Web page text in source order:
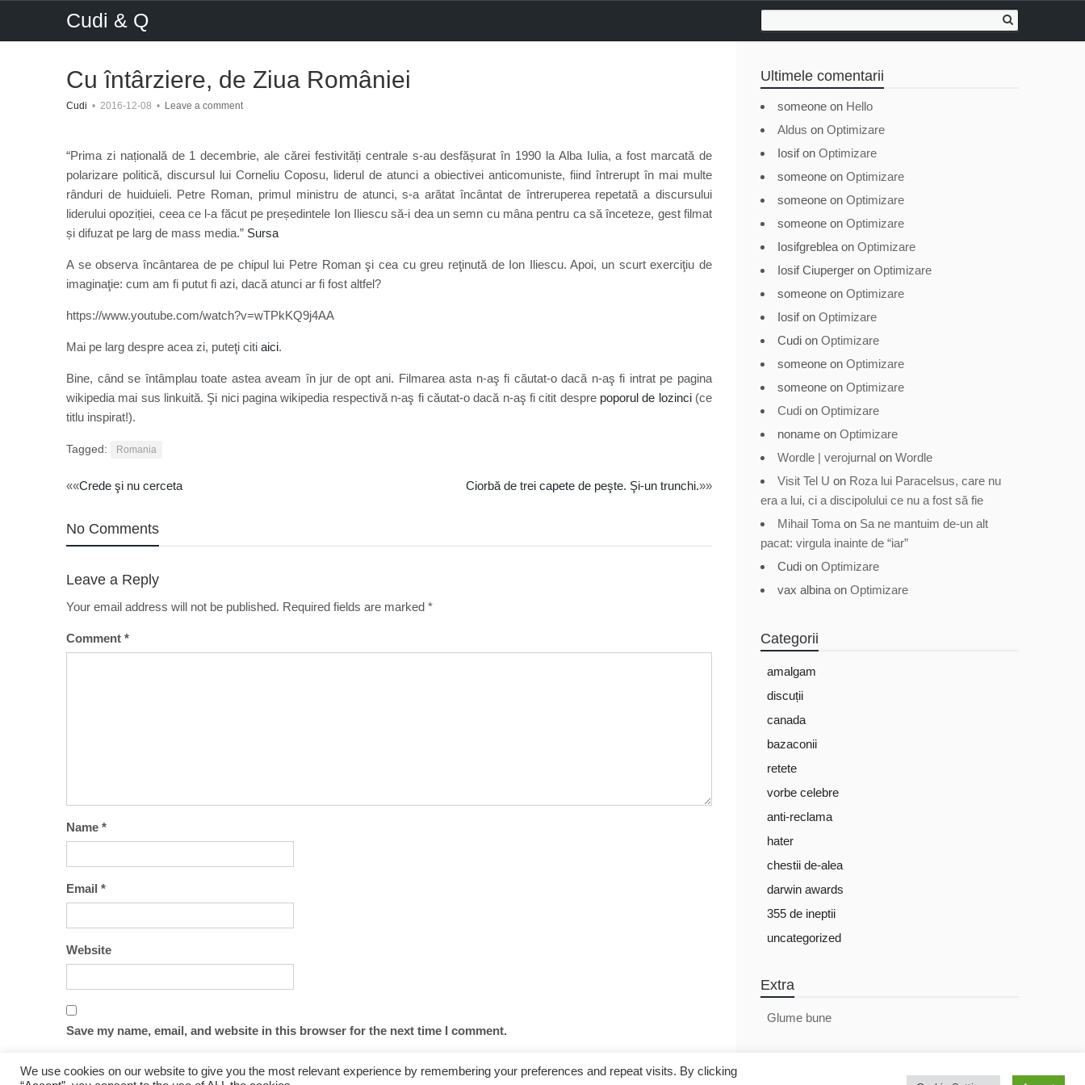
Cudi & Q
Cu întârziere, de Ziua României
Cudi • 2016-12-08 • Leave a comment
“Prima zi națională de 1 decembrie, ale cărei festivități centrale s-au desfășurat în 1990 la Alba Iulia, a fost marcată de
polarizare politică, discursul lui Corneliu Coposu, liderul de atunci a obiectivei anticomuniste, fiind întrerupt în mai multe
rânduri de huiduieli. Petre Roman, primul ministru de atunci, s-a arătat încântat de întreruperea repetată a discursului
liderului opoziției, ceea ce l-a făcut pe președintele Ion Iliescu să-i dea un semn cu mâna pentru ca să înceteze, gest filmat
și difuzat pe larg de mass media.” Sursa
A se observa încântarea de pe chipul lui Petre Roman şi cea cu greu reţinută de Ion Iliescu. Apoi, un scurt exerciţiu de
imaginaţie: cum am fi putut fi azi, dacă atunci ar fi fost altfel?
https://www.youtube.com/watch?v=wTPkKQ9j4AA
Mai pe larg despre acea zi, puteţi citi aici.
Bine, când se întâmplau toate astea aveam în jur de opt ani. Filmarea asta n-aş fi căutat-o dacă n-aş fi intrat pe pagina
wikipedia mai sus linkuită. Şi nici pagina wikipedia respectivă n-aş fi căutat-o dacă n-aş fi citit despre poporul de lozinci(ce
titlu inspirat!).
Tagged: Romania
Post
navigation
««Crede şi nu cerceta Ciorbă de trei capete de peşte. Şi-un trunchi.»»
No Comments
Leave a Reply
Your email address will not be published. Required fields are marked *
Comment *
Name *
Email *
Website
Save my name, email, and website in this browser for the next time I comment.
Ultimele comentarii
someone on Hello
Aldus on Optimizare
Iosifon Optimizare
someone on Optimizare
someone on Optimizare
someone on Optimizare
Iosifgreblea on Optimizare
Iosif Ciuperger on Optimizare
someone on Optimizare
Iosifon Optimizare
Cudi on Optimizare
someone on Optimizare
someone on Optimizare
Cudi on Optimizare
noname on Optimizare
Wordle | verojurnal on Wordle
Visit Tel U on Roza lui Paracelsus, care nu
era a lui, ci a discipolului ce nu a fost să fie
Mihail Toma on Sa ne mantuim de-un alt
pacat: virgula inainte de “iar”
Cudi on Optimizare
vax albina on Optimizare
Categorii
amalgam
discuții
canada
bazaconii
retete
vorbe celebre
anti-reclama
hater
chestii de-alea
darwin awards
355 de ineptii
uncategorized
Extra
Glume bune
We use cookies on our website to give you the most relevant experience by remembering your preferences and repeat visits. By clicking